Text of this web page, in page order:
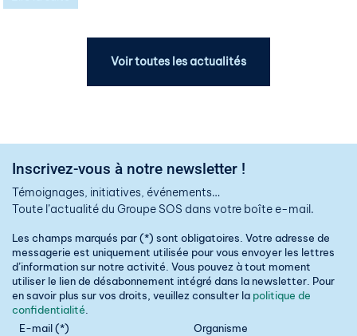
Voir toutes les actualités
Inscrivez-vous à notre newsletter !
Témoignages, initiatives, événements…
Toute l’actualité du Groupe SOS dans votre boîte e-mail.
Les champs marqués par (*) sont obligatoires. Votre adresse de
messagerie est uniquement utilisée pour vous envoyer les lettres
d’information sur notre activité. Vous pouvez à tout moment
utiliser le lien de désabonnement intégré dans la newsletter. Pour
en savoir plus sur vos droits, veuillez consulter la politique de
confidentialité.
E-mail (*)
Organisme